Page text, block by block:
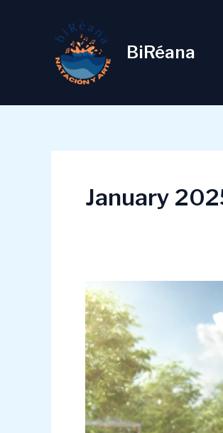
BiRéana
January